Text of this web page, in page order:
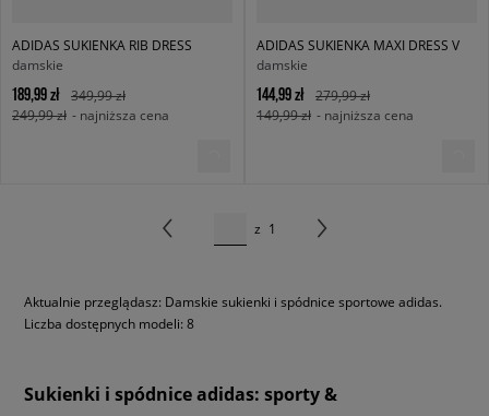
ADIDAS SUKIENKA RIB DRESS
damskie
189,99 zł
349,99 zł
249,99 zł - najniższa cena
ADIDAS SUKIENKA MAXI DRESS V
damskie
144,99 zł
279,99 zł
149,99 zł - najniższa cena
z 1
Aktualnie przeglądasz: Damskie sukienki i spódnice sportowe adidas.
Liczba dostępnych modeli: 8
Sukienki i spódnice adidas: sporty &